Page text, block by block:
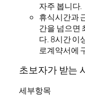
자주 봅니다.
휴식시간과
간을 넘으면
다. 8시간 이
로계약서에
초보자가 받는
세부항목